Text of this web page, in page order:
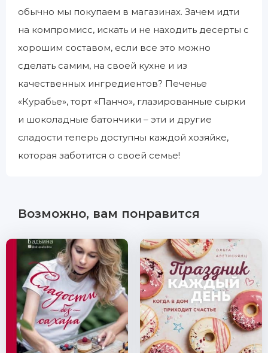
обычно мы покупаем в магазинах. Зачем идти
на компромисс, искать и не находить десерты с
хорошим составом, если все это можно
сделать самим, на своей кухне и из
качественных ингредиентов? Печенье
«Курабье», торт «Панчо», глазированные сырки
и шоколадные батончики – эти и другие
сладости теперь доступны каждой хозяйке,
которая заботится о своей семье!
Возможно, вам понравится